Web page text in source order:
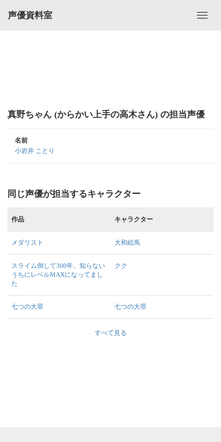
声優資料室
真野ちゃん (からかい上手の高木さん) の担当声優
名前
小岩井 ことり
同じ声優が担当するキャラクター
作品 キャラクター
メダリスト 大和絵馬
スライム倒して300年、知らない
うちにレベルMAXになってまし
た
クク
七つの大罪 七つの大罪
すべて見る